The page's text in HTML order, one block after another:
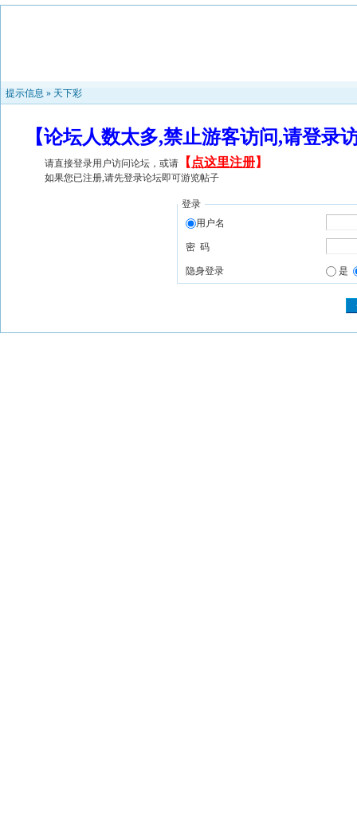
提示信息 » 天下彩
【论坛人数太多,禁止游客访问,请登
请直接登录用户访问论坛，或请 【 点这里注册】
如果您已注册,请先登录论坛即可游览帖子
登录
用户名
密 码
隐身登录 是